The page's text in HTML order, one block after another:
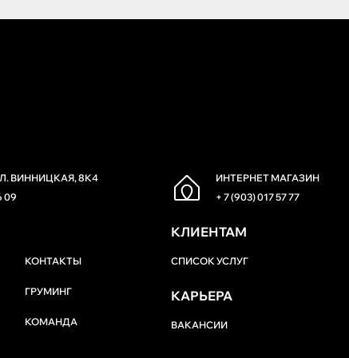
ВИННИЦКАЯ, 8К4
09
ИНТЕРНЕТ МАГАЗИН
+ 7 (903) 017 57 77
КОНТАКТЫ
ГРУМИНГ
КОМАНДА
КЛИЕНТАМ
СПИСОК УСЛУГ
КАРЬЕРА
ВАКАНСИИ